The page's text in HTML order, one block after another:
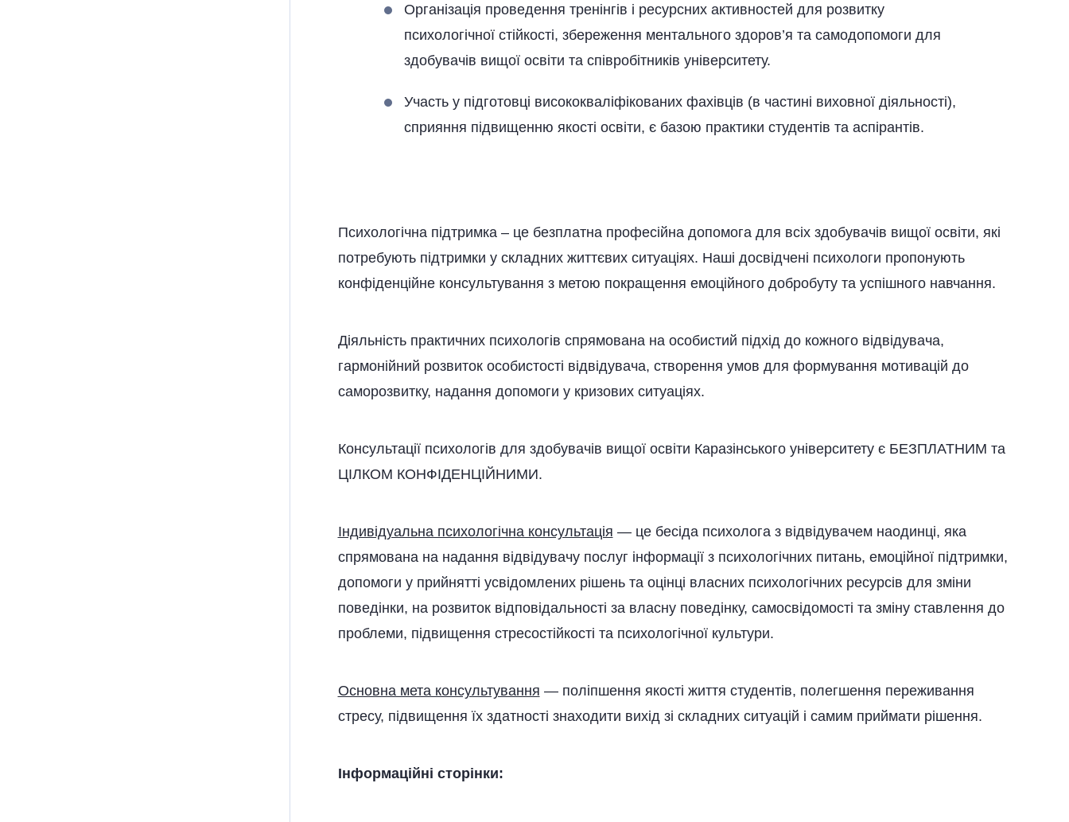
Організація проведення тренінгів і ресурсних активностей для розвитку
психологічної стійкості, збереження ментального здоров’я та самодопомоги для
здобувачів вищої освіти та співробітників університету.
Участь у підготовці висококваліфікованих фахівців (в частині виховної діяльності),
сприяння підвищенню якості освіти, є базою практики студентів та аспірантів.
Психологічна підтримка – це безплатна професійна допомога для всіх здобувачів вищої освіти, які
потребують підтримки у складних життєвих ситуаціях. Наші досвідчені психологи пропонують
конфіденційне консультування з метою покращення емоційного добробуту та успішного навчання.
Діяльність практичних психологів спрямована на особистий підхід до кожного відвідувача,
гармонійний розвиток особистості відвідувача, створення умов для формування мотивацій до
саморозвитку, надання допомоги у кризових ситуаціях.
Консультації психологів для здобувачів вищої освіти Каразінського університету є БЕЗПЛАТНИМ та
ЦІЛКОМ КОНФІДЕНЦІЙНИМИ.
Індивідуальна психологічна консультація — це бесіда психолога з відвідувачем наодинці, яка
спрямована на надання відвідувачу послуг інформації з психологічних питань, емоційної підтримки,
допомоги у прийнятті усвідомлених рішень та оцінці власних психологічних ресурсів для зміни
поведінки, на розвиток відповідальності за власну поведінку, самосвідомості та зміну ставлення до
проблеми, підвищення стресостійкості та психологічної культури.
Основна мета консультування — поліпшення якості життя студентів, полегшення переживання
стресу, підвищення їх здатності знаходити вихід зі складних ситуацій і самим приймати рішення.
Інформаційні сторінки: